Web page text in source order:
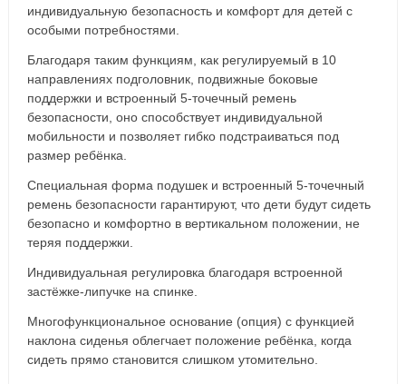
индивидуальную безопасность и комфорт для детей с
особыми потребностями.
Благодаря таким функциям, как регулируемый в 10
направлениях подголовник, подвижные боковые
поддержки и встроенный 5-точечный ремень
безопасности, оно способствует индивидуальной
мобильности и позволяет гибко подстраиваться под
размер ребёнка.
Специальная форма подушек и встроенный 5-точечный
ремень безопасности гарантируют, что дети будут сидеть
безопасно и комфортно в вертикальном положении, не
теряя поддержки.
Индивидуальная регулировка благодаря встроенной
застёжке-липучке на спинке.
Многофункциональное основание (опция) с функцией
наклона сиденья облегчает положение ребёнка, когда
сидеть прямо становится слишком утомительно.